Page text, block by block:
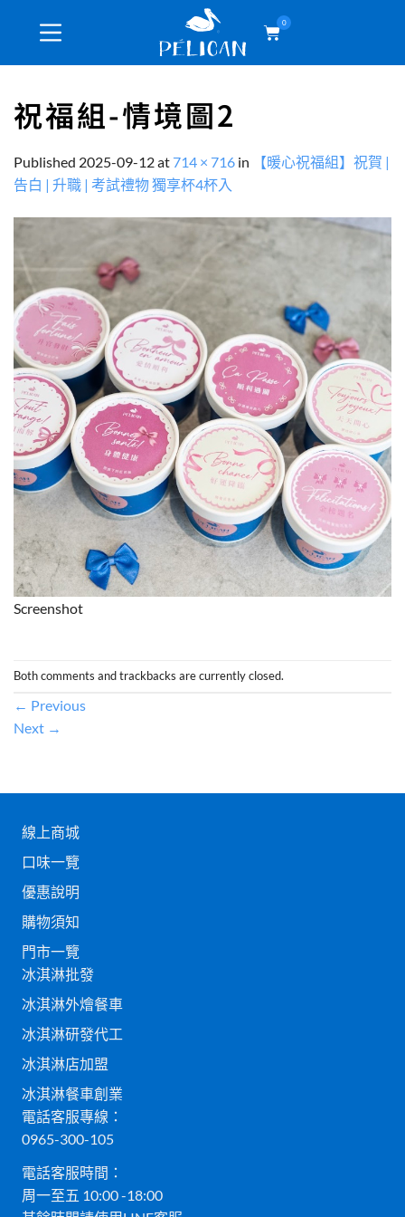
0
祝福組-情境圖2
Published 2025-09-12at 714 × 716 in
【暖心祝福組】祝賀 |
告白 | 升職 | 考試禮物 獨享杯4杯入
Screenshot
Both comments and trackbacks are currently closed.
← Previous
Next →
線上商城
口味一覽
優惠說明
購物須知
門市一覽
冰淇淋批發
冰淇淋外燴餐車
冰淇淋研發代工
冰淇淋店加盟
冰淇淋餐車創業
電話客服專線：
0965-300-105
電話客服時間：
周一至五 10:00 -18:00